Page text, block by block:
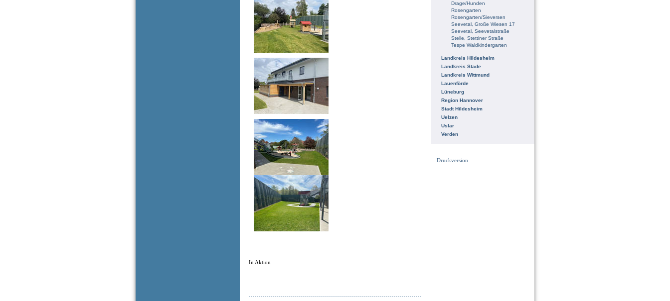
In Aktion
Drage/Hunden
Rosengarten
Rosengarten/Sieversen
Seevetal, Große Wiesen 17
Seevetal, Seevetalstraße
Stelle, Stettiner Straße
Tespe Waldkindergarten
Landkreis Hildesheim
Landkreis Stade
Landkreis Wittmund
Lauenförde
Lüneburg
Region Hannover
Stadt Hildesheim
Uelzen
Uslar
Verden
Druckversion